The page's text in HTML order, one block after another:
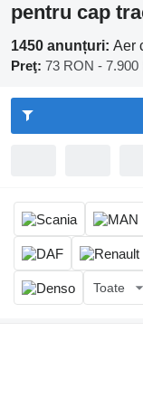
pentru cap
1450 anunțuri: Aer
Preţ: 73 RON - 7.900
Toate